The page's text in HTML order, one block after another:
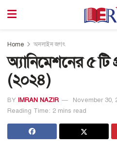
Home অনলাইন জগৎ
অ্যানিমেশনের ৫ টি
(২০২৪)
BY IMRAN NAZIR
November 30,
Reading Time: 2 mins read